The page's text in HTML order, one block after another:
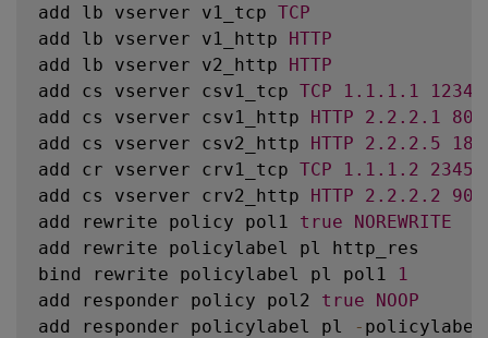
bind cs vserver csv1_tcp
bind cr vserver crv1_tcp - policyName
bind lb vserver v1_http - policyName fpol1
bind cs vserver csv1_http -
policyName
bind lb vserver v2_http
policyName fpol2
bind cs vserver csv2_http - policyName
bind cr vserver crv2_http -
policyName
bind filter global fpol1 - priority 100
bind filter global fpol2 - priority 100
add lb vserver v1_tcp TCP
add lb vserver v1_http HTTP
add lb vserver v2_http HTTP
add cs vserver csv1_tcp TCP 1.1 .1 .1
12345
add cs vserver csv1_http HTTP 2.2 .2 .1
80
add cs vserver csv2_http HTTP 2.2 .2 .5
180
add cr vserver crv1_tcp TCP 1.1 .1 .2
2345
add cs vserver crv2_http HTTP 2.2 .2 .2
90
add rewrite policy pol1 true
NOREWRITE
add rewrite policylabel pl http_res
bind rewrite policylabel pl pol1
1
add responder policy pol2 true
NOOP
add responder policylabel pl
-